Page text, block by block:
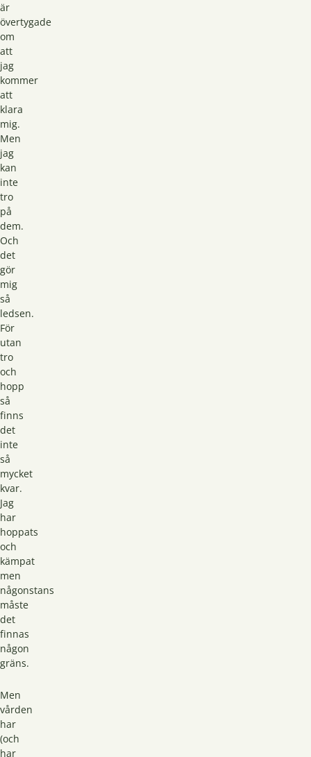
är
övertygade
om
att
jag
kommer
att
klara
mig.
Men
jag
kan
inte
tro
på
dem.
Och
det
gör
mig
så
ledsen.
För
utan
tro
och
hopp
så
finns
det
inte
så
mycket
kvar.
Jag
har
hoppats
och
kämpat
men
någonstans
måste
det
finnas
någon
gräns.
Men
vården
har
(och
har